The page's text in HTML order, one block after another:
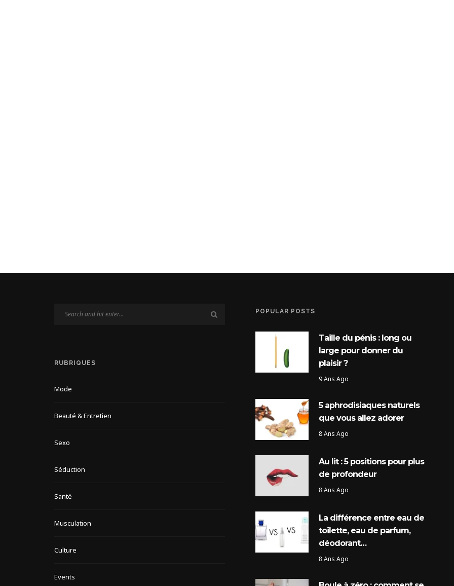
RUBRIQUES
Mode
Beauté & Entretien
Sexo
Séduction
Santé
Musculation
Culture
Events
POPULAR POSTS
Taille du pénis : long ou
large pour donner du
plaisir ?
9 Ans Ago
5 aphrodisiaques naturels
que vous allez adorer
8 Ans Ago
Au lit : 5 positions pour plus
de profondeur
8 Ans Ago
La différence entre eau de
toilette, eau de parfum,
déodorant…
8 Ans Ago